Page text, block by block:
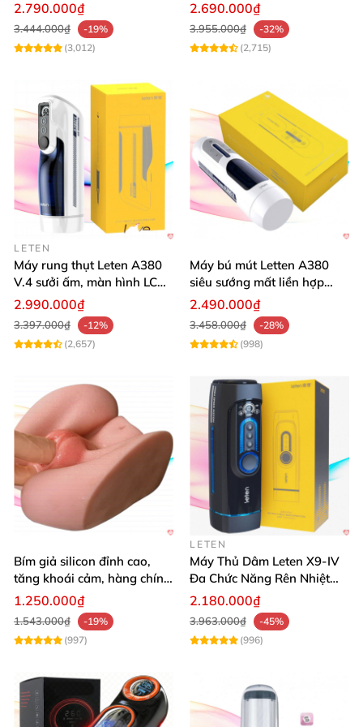
2.790.000₫
3.444.000₫
-19%
(3,012)
2.690.000₫
3.955.000₫
-32%
(2,715)
LETEN
Máy rung thụt Leten A380
V.4 sưởi ấm, màn hình LCD,
cực đã
2.990.000₫
3.397.000₫
-12%
(2,657)
Máy bú mút Letten A380
siêu sướng mất liền hợp
chói
2.490.000₫
3.458.000₫
-28%
(998)
Bím giả silicon đỉnh cao,
tăng khoái cảm, hàng chính
hãng SHP1391
1.250.000₫
1.543.000₫
-19%
(997)
LETEN
Máy Thủ Dâm Leten X9-IV
Đa Chức Năng Rên Nhiệt
Bật Đỉnh
2.180.000₫
3.963.000₫
-45%
(996)